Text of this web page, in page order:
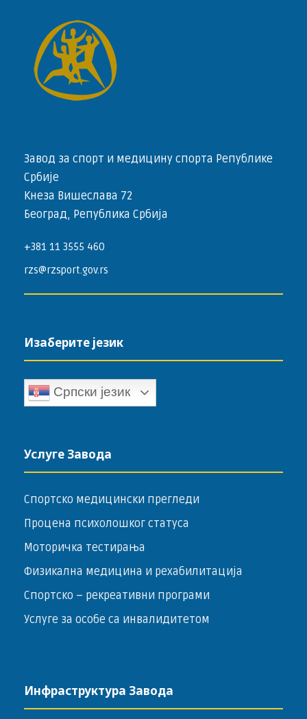
Завод за спорт и медицину спорта Републике
Србије
Кнеза Вишеслава 72
Београд, Република Србија
+381 11 3555 460
rzs@rzsport.gov.rs
Изаберите језик
Српски језик
Услуге Завода
Спортско медицински прегледи
Процена психолошког статуса
Моторичка тестирања
Физикална медицина и рехабилитација
Спортско – ­рекреативни програми
Услуге за особе са инвалидитетом
Инфраструктура Завода